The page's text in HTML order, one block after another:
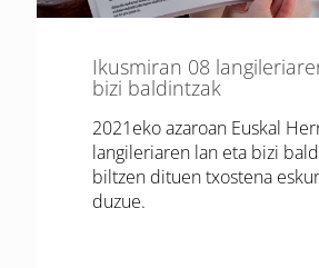
Ikusmiran 08
bizi baldintzak
2021eko azaroan Euskal
langileriaren lan eta bizi
biltzen dituen txostena
duzue.